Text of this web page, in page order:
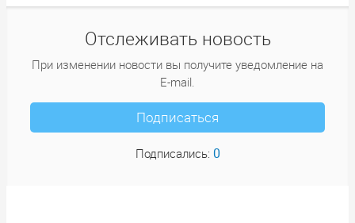
Отслеживать новость
При изменении новости вы получите уведомление на
E-mail.
Подписаться
Подписались: 0